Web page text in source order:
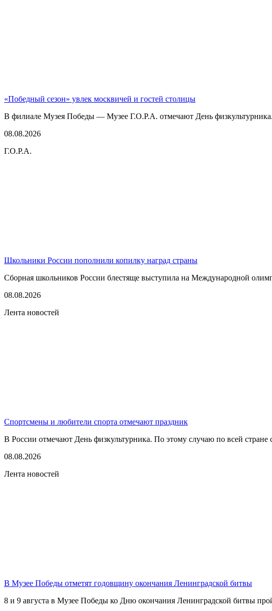
«Победный сезон» увлек москвичей и гостей столицы
В филиале Музея Победы — Музее Г.О.Р.А. отмечают День
08.08.2026
Г.О.Р.А.
Школьники России пополнили копилку наград страны
Сборная школьников России блестяще выступила на Международной
08.08.2026
Лента новостей
Спортсмены и любители спорта отмечают праздник
В России отмечают День физкультурника. По этому случаю по всей стране
08.08.2026
Лента новостей
В Музее Победы отметят годовщину окончания Ленинградской битвы
8 и 9 августа в Музее Победы ко Дню окончания Ленинградской битвы